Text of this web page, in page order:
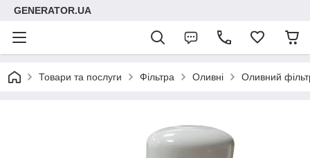
GENERATOR.UA
Товари та послуги Фільтра Оливні Оливний